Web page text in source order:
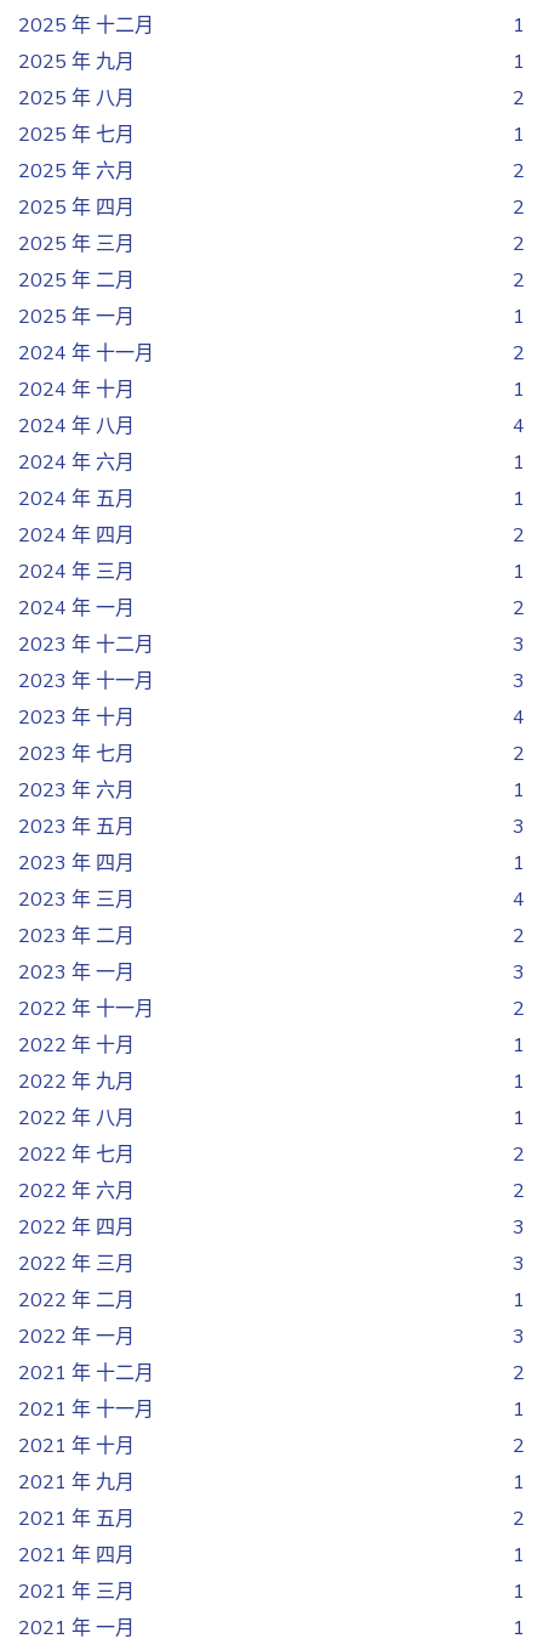
2025 年 十二月
1
2025 年 九月
1
2025 年 八月
2
2025 年 七月
1
2025 年 六月
2
2025 年 四月
2
2025 年 三月
2
2025 年 二月
2
2025 年 一月
1
2024 年 十一月
2
2024 年 十月
1
2024 年 八月
4
2024 年 六月
1
2024 年 五月
1
2024 年 四月
2
2024 年 三月
1
2024 年 一月
2
2023 年 十二月
3
2023 年 十一月
3
2023 年 十月
4
2023 年 七月
2
2023 年 六月
1
2023 年 五月
3
2023 年 四月
1
2023 年 三月
4
2023 年 二月
2
2023 年 一月
3
2022 年 十一月
2
2022 年 十月
1
2022 年 九月
1
2022 年 八月
1
2022 年 七月
2
2022 年 六月
2
2022 年 四月
3
2022 年 三月
3
2022 年 二月
1
2022 年 一月
3
2021 年 十二月
2
2021 年 十一月
1
2021 年 十月
2
2021 年 九月
1
2021 年 五月
2
2021 年 四月
1
2021 年 三月
1
2021 年 一月
1